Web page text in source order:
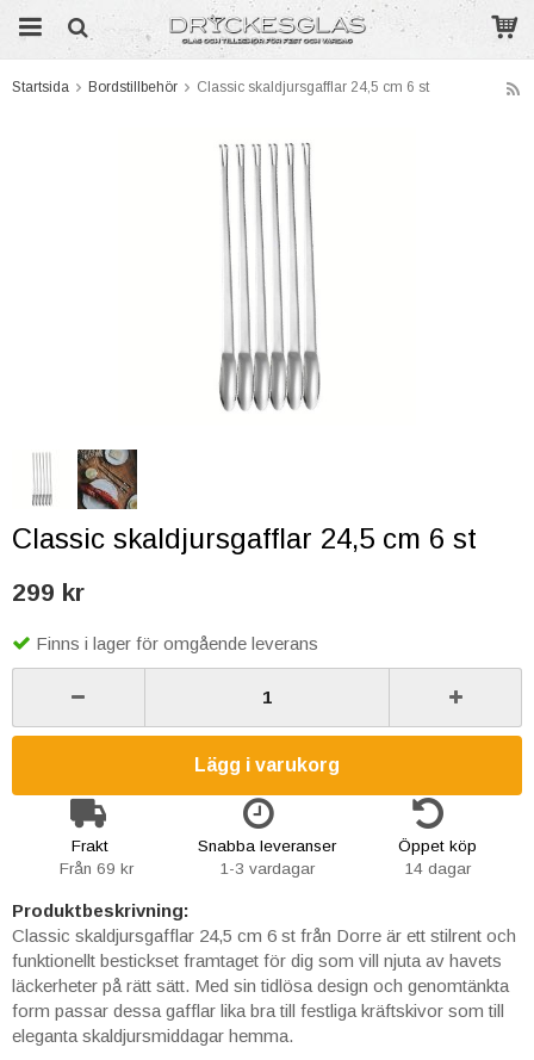
Startsida Bordstillbehör Classic skaldjursgafflar 24,5 cm 6 st
Classic skaldjursgafflar 24,5 cm 6 st
299 kr
Finns i lager för omgående leverans
Lägg i varukorg
Frakt
Från 69 kr
Snabba leveranser
1-3 vardagar
Öppet köp
14 dagar
Produktbeskrivning:
Classic skaldjursgafflar 24,5 cm 6 st från Dorre är ett stilrent och
funktionellt bestickset framtaget för dig som vill njuta av havets
läckerheter på rätt sätt. Med sin tidlösa design och genomtänkta
form passar dessa gafflar lika bra till festliga kräftskivor som till
eleganta skaldjursmiddagar hemma.